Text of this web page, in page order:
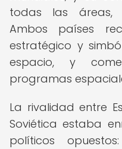
todas las áreas,
Ambos países
estratégico y
espacio, y
programas
La rivalidad entre
Soviética estaba
políticos